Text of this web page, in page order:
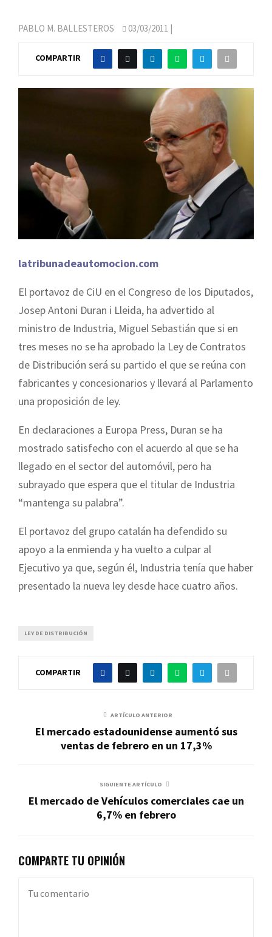
PABLO M. BALLESTEROS 03/03/2011 |
COMPARTIR
latribunadeautomocion.com
El portavoz de CiU en el Congreso de los Diputados,
Josep Antoni Duran i Lleida, ha advertido al
ministro de Industria, Miguel Sebastián que si en
tres meses no se ha aprobado la Ley de Contratos
de Distribución será su partido el que se reúna con
fabricantes y concesionarios y llevará al Parlamento
una proposición de ley.
En declaraciones a Europa Press, Duran se ha
mostrado satisfecho con el acuerdo al que se ha
llegado en el sector del automóvil, pero ha
subrayado que espera que el titular de Industria
“mantenga su palabra”.
El portavoz del grupo catalán ha defendido su
apoyo a la enmienda y ha vuelto a culpar al
Ejecutivo ya que, según él, Industria tenía que haber
presentado la nueva ley desde hace cuatro años.
LEY DE DISTRIBUCIÓN
COMPARTIR
ARTÍCULO ANTERIOR
El mercado estadounidense aumentó sus
ventas de febrero en un 17,3%
SIGUIENTE ARTÍCULO
El mercado de Vehículos comerciales cae un
6,7% en febrero
COMPARTE TU OPINIÓN